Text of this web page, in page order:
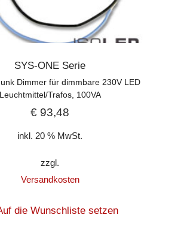
SYS-ONE Serie
Dimmer für dimmbare 230V LED
Leuchtmittel/Trafos, 100VA
€ 93,48
inkl. 20 % MwSt.
zzgl.
Versandkosten
die Wunschliste setzen